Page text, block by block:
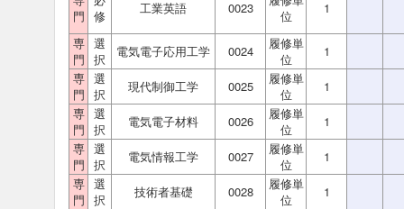
門 修
工業英語 0023
位
1
専
門
選
択
電気電子応用工学 0024
履修単
位
1
専
門
選
択
現代制御工学 0025
履修単
位
1
専
門
選
択
電気電子材料 0026
履修単
位
1
専
門
選
択
電気情報工学 0027
履修単
位
1
専
門
選
択
技術者基礎 0028
履修単
位
1